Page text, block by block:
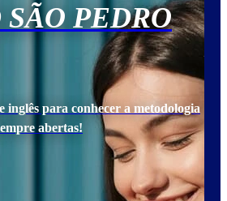
PEDRO
inglês para conhecer a metodologia
abertas!